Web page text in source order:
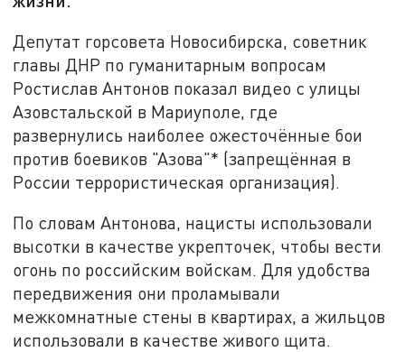
Депутат горсовета Новосибирска, советник
главы ДНР по гуманитарным вопросам
Ростислав Антонов показал видео с улицы
Азовстальской в Мариуполе, где
развернулись наиболее ожесточённые бои
против боевиков "Азова"* (запрещённая в
России террористическая организация).
По словам Антонова, нацисты использовали
высотки в качестве укрепточек, чтобы вести
огонь по российским войскам. Для удобства
передвижения они проламывали
межкомнатные стены в квартирах, а жильцов
использовали в качестве живого щита.